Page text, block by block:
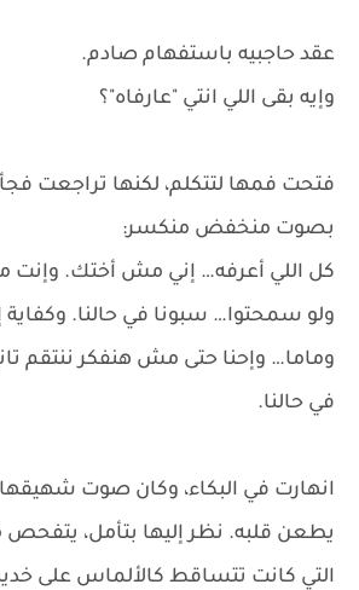
عقد حاجبيه باستفهام صادم.
وإيه بقى اللي انتي "عارفاه"؟
فتحت فمها لتتكلم، لكنها تراجعت
بصوت منخفض منكسر:
كل اللي أعرفه… إني مش أختك. وإنت
ولو سمحتوا… سبونا في حالنا. وكفاية
وماما… وإحنا حتى مش هنفكر ننتقم
في حالنا.
انهارت في البكاء، وكان صوت
يطعن قلبه. نظر إليها بتأمل، يتفحص
التي كانت تتساقط كالألماس على